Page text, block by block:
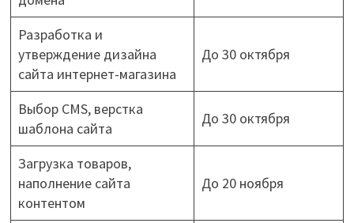
Разработка и
утверждение дизайна
сайта интернет-магазина
До 30 октября
Выбор CMS, верстка
шаблона сайта
До 30 октября
Загрузка товаров,
наполнение сайта
контентом
До 20 ноября